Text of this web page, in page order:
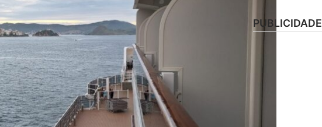
PUBLICIDADE